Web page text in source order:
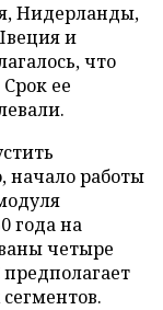
Нидерланды,
и
что
ее
начало работы
года на
четыре